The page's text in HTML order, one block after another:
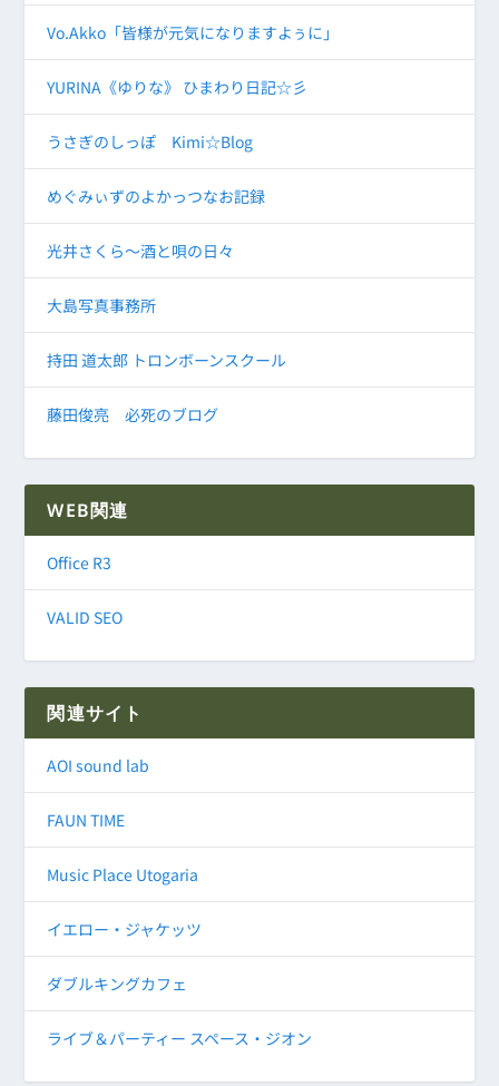
Vo.Akko「皆様が元気になりますよぅに」
YURINA《ゆりな》 ひまわり日記☆彡
うさぎのしっぽ Kimi☆Blog
めぐみぃずのよかっつなお記録
光井さくら～酒と唄の日々
大島写真事務所
持田 道太郎 トロンボーンスクール
藤田俊亮 必死のブログ
WEB関連
Office R3
VALID SEO
関連サイト
AOI sound lab
FAUN TIME
Music Place Utogaria
イエロー・ジャケッツ
ダブルキングカフェ
ライブ＆パーティー スペース・ジオン